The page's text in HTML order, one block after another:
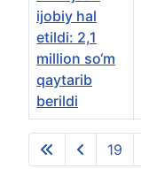
Материалы
ijobiy hal
etildi: 2,1
million so‘m
qaytarib
berildi
19